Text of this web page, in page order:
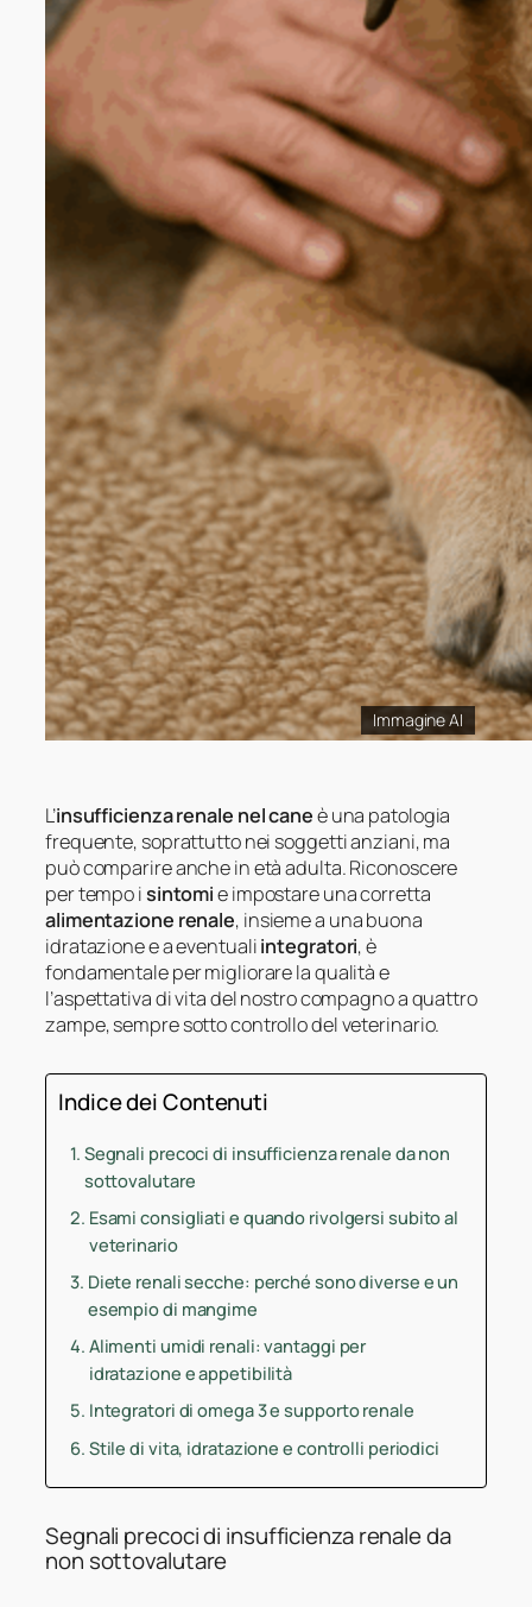
Immagine AI
L’insufficienza renale nel caneè una patologia
frequente, soprattutto nei soggetti anziani, ma
può comparire anche in età adulta. Riconoscere
per tempo isintomie impostare una corretta
alimentazione renale, insieme a una buona
idratazione e a eventualiintegratori, è
fondamentale per migliorare la qualità e
l’aspettativa di vita del nostro compagno a quattro
zampe, sempre sotto controllo del veterinario.
Indice dei Contenuti
Segnali precoci di insufficienza renale da non
sottovalutare
Esami consigliati e quando rivolgersi subito al
veterinario
Diete renali secche: perché sono diverse e un
esempio di mangime
Alimenti umidi renali: vantaggi per
idratazione e appetibilità
Integratori di omega 3 e supporto renale
Stile di vita, idratazione e controlli periodici
Segnali precoci di insufficienza renale da
non sottovalutare